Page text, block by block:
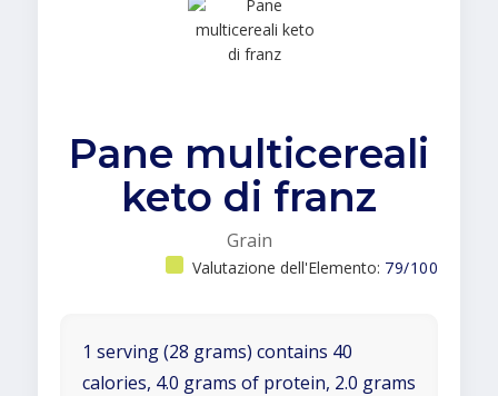
Pane multicereali
keto di franz
Grain
Valutazione dell'Elemento: 79/100
1 serving (28 grams) contains 40
calories, 4.0 grams of protein, 2.0 grams